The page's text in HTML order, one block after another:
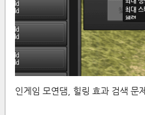
인게임 모연댐, 힐링 효과 검색 문제